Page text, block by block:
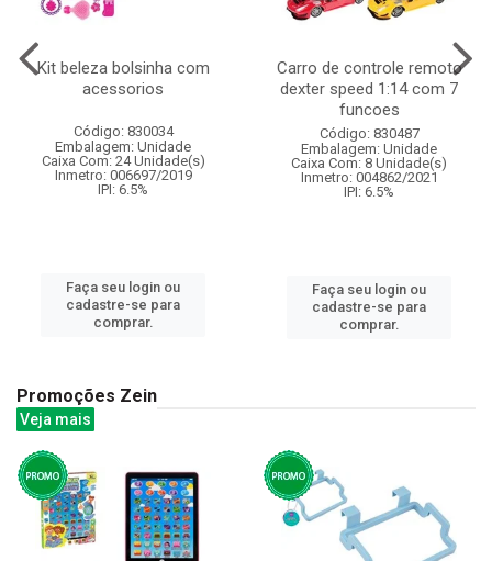
Kit beleza bolsinha com
acessorios
Código: 830034
Embalagem: Unidade
Caixa Com: 24 Unidade(s)
Inmetro: 006697/2019
IPI: 6.5%
Faça seu login ou
cadastre-se para
comprar.
Carro de controle remoto
dexter speed 1:14 com 7
funcoes
Código: 830487
Embalagem: Unidade
Caixa Com: 8 Unidade(s)
Inmetro: 004862/2021
IPI: 6.5%
Faça seu login ou
cadastre-se para
comprar.
Promoções Zein
Veja mais